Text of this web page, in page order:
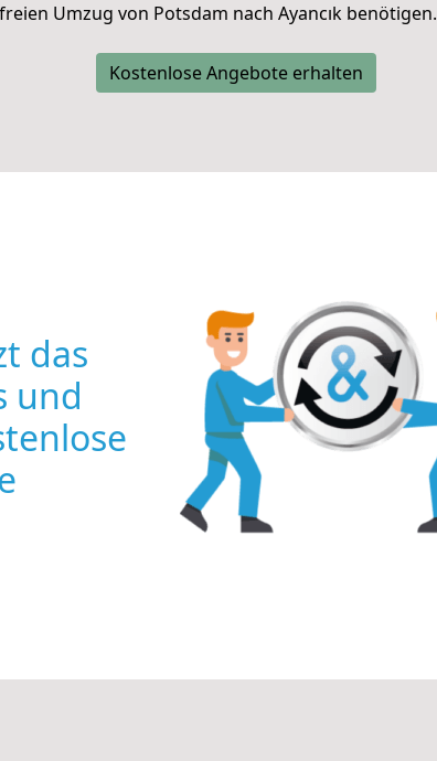
Umzug von Potsdam nach Ayancık benötigen.
Kostenlose Angebote erhalten
das
und